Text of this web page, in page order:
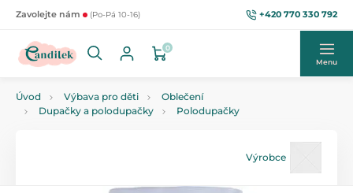
Zavolejte nám (Po-Pá 10-16) +420 770 330 792
0
Menu
Úvod Výbava pro děti
Oblečení
Dupačky a polodupačky
Polodupačky
Výrobce